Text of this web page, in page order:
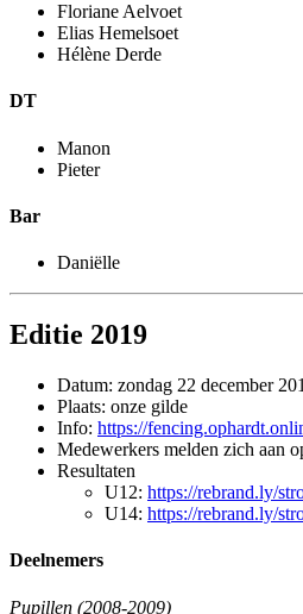
Floriane Aelvoet
Elias Hemelsoet
Hélène Derde
DT
Manon
Pieter
Bar
Daniëlle
Editie 2019
Datum: zondag 22 december
Plaats: onze gilde
Info: https://
Medewerkers melden zich aan
Resultaten
U12: https://rebrand.ly/
U14: https://rebrand.ly/
Deelnemers
Pupillen (2008-2009)